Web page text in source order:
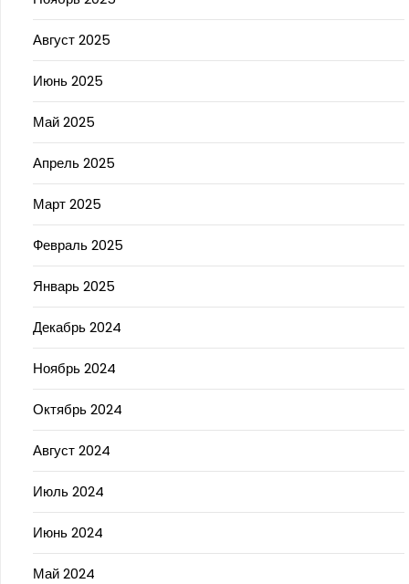
Август 2025
Июнь 2025
Май 2025
Апрель 2025
Март 2025
Февраль 2025
Январь 2025
Декабрь 2024
Ноябрь 2024
Октябрь 2024
Август 2024
Июль 2024
Июнь 2024
Май 2024